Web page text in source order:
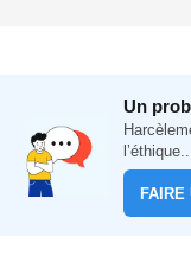
Un
FAIRE